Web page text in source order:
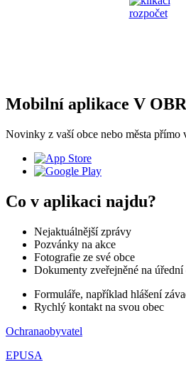
Mobilní aplikace V
Novinky z vaší obce nebo města přímo
Co v aplikaci najdu?
Nejaktuálnější zprávy
Pozvánky na akce
Fotografie ze své obce
Dokumenty zveřejněné na úřední
Formuláře, například hlášení
Rychlý kontakt na svou obec
Ochranaobyvatel
EPUSA